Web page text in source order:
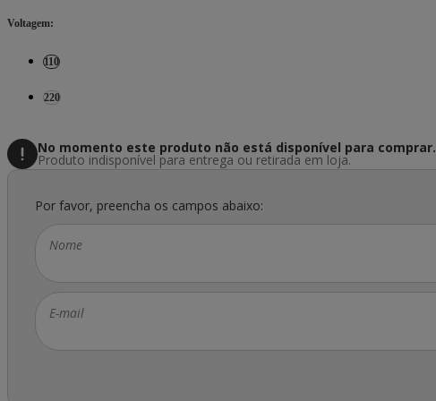
Voltagem:
110
220
No momento este produto não está disponível para comprar.
Produto indisponível para entrega ou retirada em loja.
Por favor, preencha os campos abaixo:
Nome
E-mail